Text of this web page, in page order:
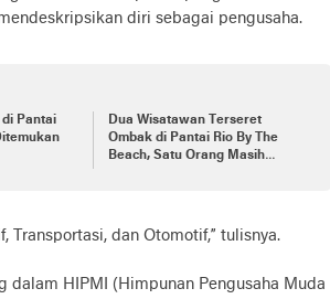
diri sebagai pengusaha.
di Pantai
Dua Wisatawan Terseret
Ombak di Pantai Rio By The
Beach, Satu Orang Masih
Transportasi, dan Otomotif,” tulisnya.
HIPMI (Himpunan Pengusaha Muda